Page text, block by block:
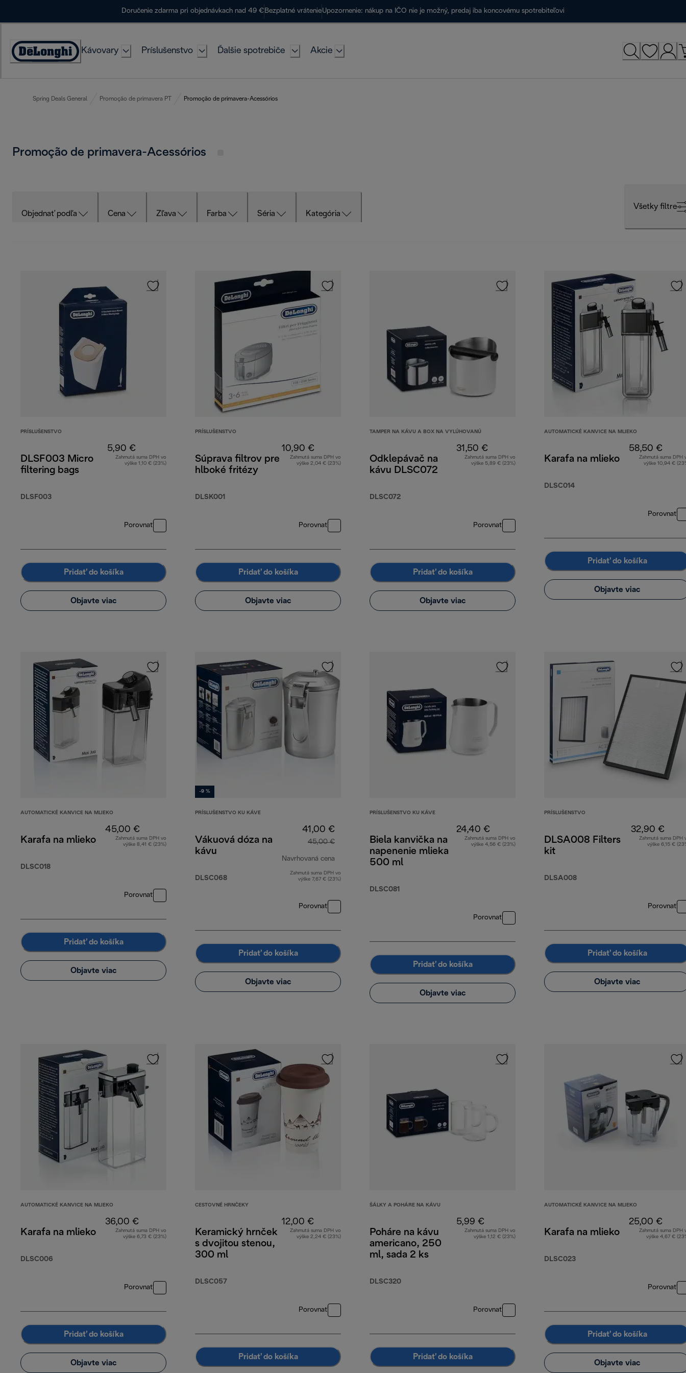
Doručenie zdarma pri objednávkach nad 49 € Bezplatné vrátenieUpozornenie: nákup na IČO nie je možný, predaj iba koncovému spotrebiteľovi
Accessibility
Kávovary Príslušenstvo Ďalšie spotrebiče Akcie
Spring Deals General Promoção de primavera PT Promoção de primavera-Acessórios
Promoção de primavera-Acessórios
Objednať podľa Cena Zľava Farba Séria Kategória
Všetky filtre
PRÍSLUŠENSTVO
DLSF003 Micro
filtering bags
DLSF003
5,90 €
Zahrnutá suma DPH vo
výške 1,10 € (23%)
Porovnať
Pridať do košíka
Objavte viac
PRÍSLUŠENSTVO
Súprava filtrov pre
hlboké fritézy
DLSK001
10,90 €
Zahrnutá suma DPH vo
výške 2,04 € (23%)
Porovnať
Pridať do košíka
Objavte viac
TAMPER NA KÁVU A BOX NA VYLÚHOVANÚ
Odklepávač na
kávu DLSC072
DLSC072
31,50 €
Zahrnutá suma DPH vo
výške 5,89 € (23%)
Porovnať
Pridať do košíka
Objavte viac
AUTOMATICKÉ KANVICE NA MLIEKO
Karafa na mlieko
DLSC014
58,50 €
Zahrnutá suma DPH
výške 10,94 €
Porovnať
Pridať do košíka
Objavte viac
AUTOMATICKÉ KANVICE NA MLIEKO
Karafa na mlieko
DLSC018
45,00 €
Zahrnutá suma DPH vo
výške 8,41 € (23%)
Porovnať
Pridať do košíka
Objavte viac
-9 %
PRÍSLUŠENSTVO KU KÁVE
Vákuová dóza na
kávu
DLSC068
41,00 €
45,00 €
Navrhovaná cena
pôvodná cena 45,00 €
Zahrnutá suma DPH vo
výške 7,67 € (23%)
Porovnať
Pridať do košíka
Objavte viac
PRÍSLUŠENSTVO KU KÁVE
Biela kanvička na
napenenie mlieka
500 ml
DLSC081
24,40 €
Zahrnutá suma DPH vo
výške 4,56 € (23%)
Porovnať
Pridať do košíka
Objavte viac
PRÍSLUŠENSTVO
DLSA008 Filters
kit
DLSA008
32,90 €
Zahrnutá suma DPH
výške 6,15 €
Porovnať
Pridať do košíka
Objavte viac
AUTOMATICKÉ KANVICE NA MLIEKO
Karafa na mlieko
DLSC006
36,00 €
Zahrnutá suma DPH vo
výške 6,73 € (23%)
Porovnať
Pridať do košíka
Objavte viac
CESTOVNÉ HRNČEKY
Keramický hrnček
s dvojitou stenou,
300 ml
DLSC057
12,00 €
Zahrnutá suma DPH vo
výške 2,24 € (23%)
Porovnať
Pridať do košíka
ŠÁLKY A POHÁRE NA KÁVU
Poháre na kávu
americano, 250
ml, sada 2 ks
DLSC320
5,99 €
Zahrnutá suma DPH vo
výške 1,12 € (23%)
Porovnať
Pridať do košíka
AUTOMATICKÉ KANVICE NA MLIEKO
Karafa na mlieko
DLSC023
25,00 €
Zahrnutá suma DPH
výške 4,67 €
Porovnať
Pridať do košíka
Objavte viac